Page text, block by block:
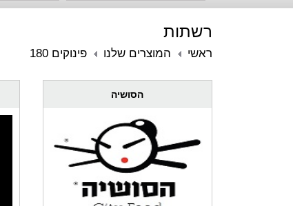
רשתות
ראשי המוצרים שלנו פינוקים 180
הסושיה